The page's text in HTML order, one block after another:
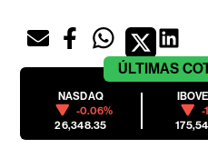
ÚLTIMAS
NASDAQ
-0.06%
26,348.35
-